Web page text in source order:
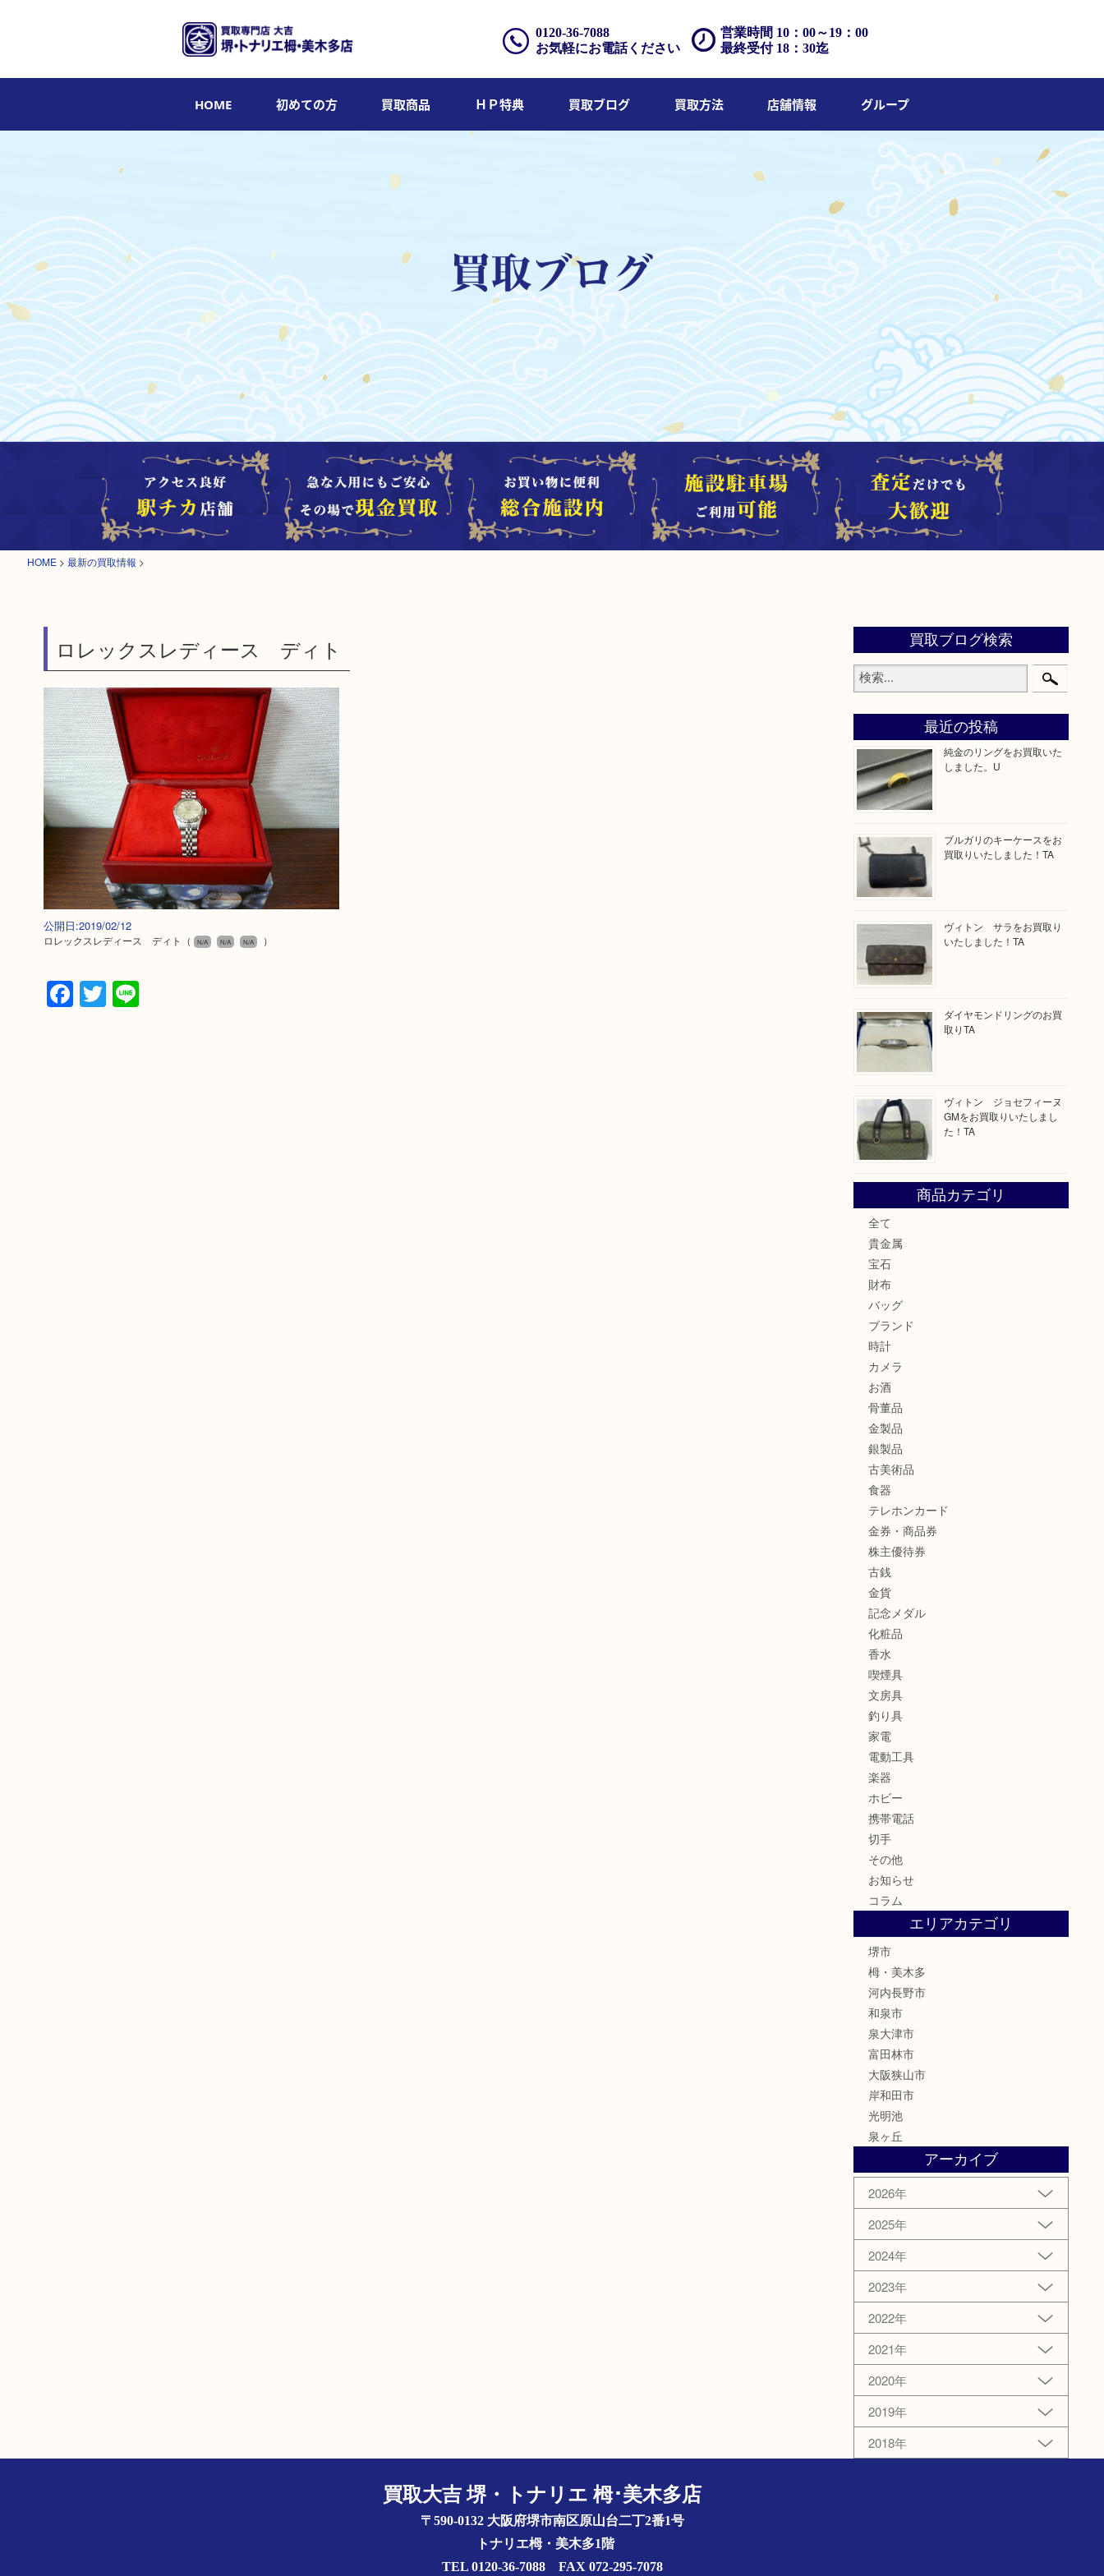
営業時間 10：00～19：00
最終受付 18：30迄
0120-36-7088
お気軽にお電話ください
HOME 初めての方 買取商品 ＨＰ特典 買取ブログ 買取方法 店舗情報 グループ
HOME > 最新の買取情報 >
ロレックスレディース ディト
公開日:2019/02/12
ロレックスレディース ディト （ N/A N/A N/A ）
Facebook
Twitter
Line
買取ブログ検索
最近の投稿
純金のリングをお買取いた
しました。U
ブルガリのキーケースをお
買取りいたしました！TA
ヴィトン サラをお買取り
いたしました！TA
ダイヤモンドリングのお買
取りTA
ヴィトン ジョセフィーヌ
GMをお買取りいたしまし
た！TA
商品カテゴリ
全て
貴金属
宝石
財布
バッグ
ブランド
時計
カメラ
お酒
骨董品
金製品
銀製品
古美術品
食器
テレホンカード
金券・商品券
株主優待券
古銭
金貨
記念メダル
化粧品
香水
喫煙具
文房具
釣り具
家電
電動工具
楽器
ホビー
携帯電話
切手
その他
お知らせ
コラム
エリアカテゴリ
堺市
栂・美木多
河内長野市
和泉市
泉大津市
富田林市
大阪狭山市
岸和田市
光明池
泉ヶ丘
アーカイブ
2026年
2025年
2024年
2023年
2022年
2021年
2020年
2019年
2018年
買取大吉 堺・トナリエ 栂･美木多店
〒590-0132 大阪府堺市南区原山台二丁2番1号
トナリエ栂・美木多1階
TEL 0120-36-7088 FAX 072-295-7078